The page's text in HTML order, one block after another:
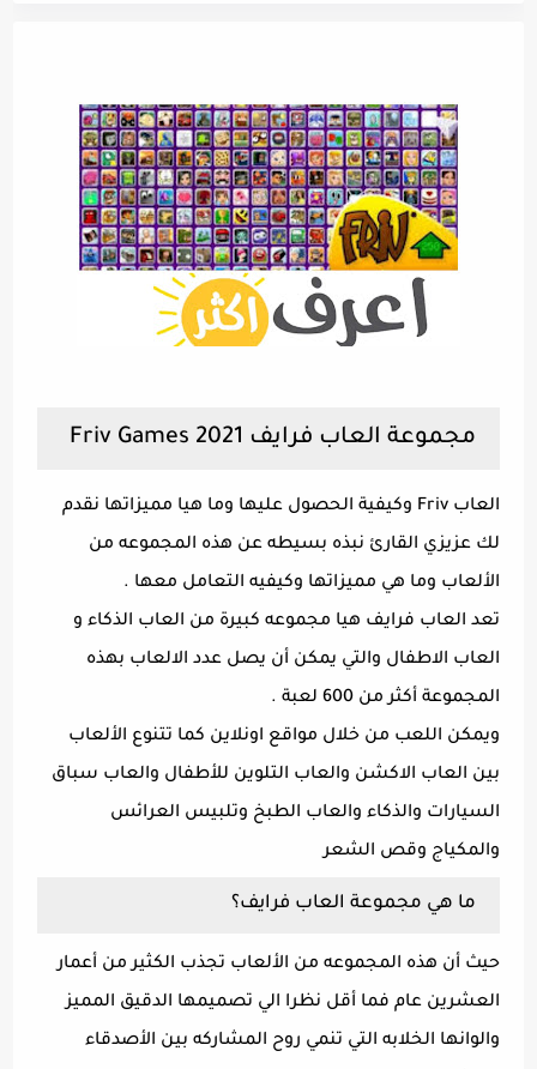
مجموعة العاب فرايف Friv Games 2021
العاب Friv وكيفية الحصول عليها وما هيا مميزاتها نقدم
لك عزيزي القارئ نبذه بسيطه عن هذه المجموعه من
الألعاب وما هي مميزاتها وكيفيه التعامل معها .
تعد العاب فرايف هيا مجموعه كبيرة من العاب الذكاء و
العاب الاطفال والتي يمكن أن يصل عدد الالعاب بهذه
المجموعة أكثر من 600 لعبة .
ويمكن اللعب من خلال مواقع اونلاين كما تتنوع الألعاب
بين العاب الاكشن والعاب التلوين للأطفال والعاب سباق
السيارات والذكاء والعاب الطبخ وتلبيس العرائس
والمكياج وقص الشعر
ما هي مجموعة العاب فرايف؟
حيث أن هذه المجموعه من الألعاب تجذب الكثير من أعمار
العشرين عام فما أقل نظرا الي تصميمها الدقيق المميز
والوانها الخلابه التي تنمي روح المشاركه بين الأصدقاء